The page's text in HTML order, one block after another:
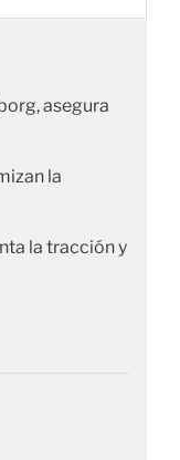
asegura
la
la tracción y